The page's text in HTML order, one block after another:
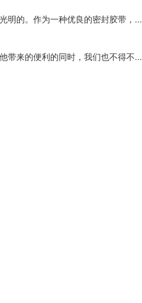
明的。作为一种优良的密封胶带，...
带来的便利的同时，我们也不得不...